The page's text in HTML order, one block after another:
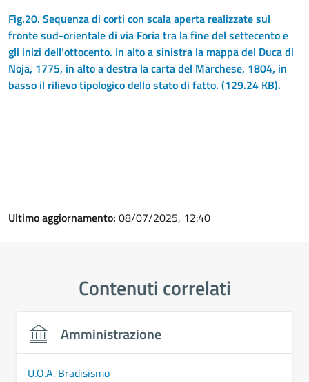
Fig.20. Sequenza di corti con scala aperta realizzate sul
fronte sud-orientale di via Foria tra la fine del settecento e
gli inizi dell’ottocento. In alto a sinistra la mappa del Duca di
Noja, 1775, in alto a destra la carta del Marchese, 1804, in
basso il rilievo tipologico dello stato di fatto. (129.24 KB).
Ultimo aggiornamento: 08/07/2025, 12:40
Contenuti correlati
Amministrazione
U.O.A. Bradisismo